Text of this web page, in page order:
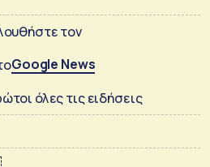
τον
Google News
όλες τις ειδήσεις